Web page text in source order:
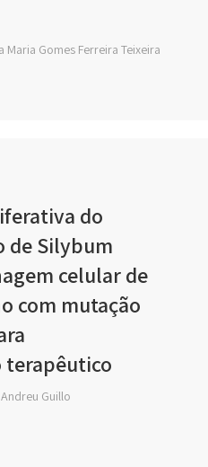
Maria Gomes Ferreira Teixeira
do
de Silybum
celular de
com mutação
Guillo